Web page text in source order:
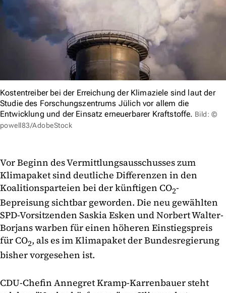
Kostentreiber bei der Erreichung der Klimaziele sind laut der
Studie des Forschungszentrums Jülich vor allem die
Entwicklung und der Einsatz erneuerbarer Kraftstoffe. Bild: ©
powell83/AdobeStock
Vor Beginn des Vermittlungsausschusses zum
Klimapaket sind deutliche Differenzen in den
Koalitionsparteien bei der künftigen CO2-
Bepreisung sichtbar geworden. Die neu gewählten
SPD-Vorsitzenden Saskia Esken und Norbert Walter-
Borjans warben für einen höheren Einstiegspreis
für CO2, als es im Klimapaket der Bundesregierung
bisher vorgesehen ist.
CDU-Chefin Annegret Kramp-Karrenbauer steht